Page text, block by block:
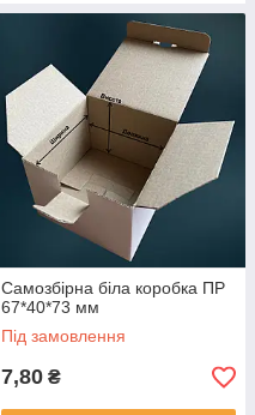
Самозбірна біла коробка ПР
67*40*73 мм
Під замовлення
7,80 ₴